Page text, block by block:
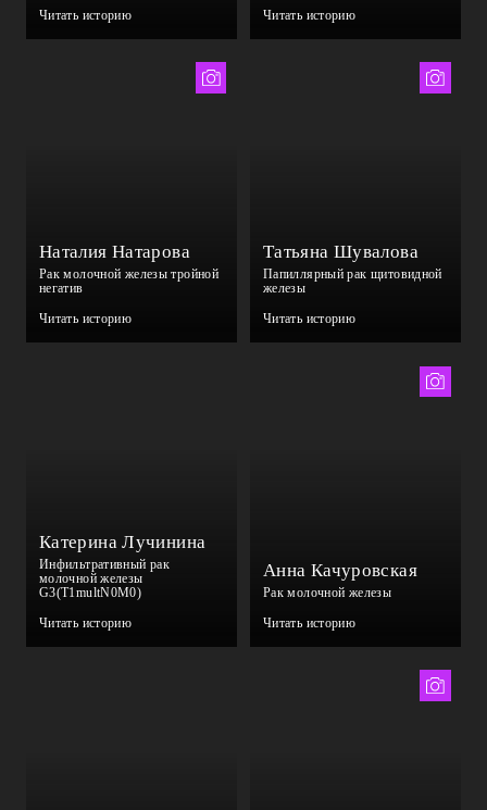
Читать историю Читать историю
Алина Яновская
Наталия Натарова
Рак молочной железы тройной
негатив
Читать историю
Анастасия Рябцова
Татьяна Шувалова
Папиллярный рак щитовидной
железы
Читать историю
Катерина Лучинина
Инфильтративный рак
молочной железы
G3(T1multN0M0)
Читать историю
Ольга Павлова
Анна Качуровская
Рак молочной железы
Читать историю
Нина Спинжар